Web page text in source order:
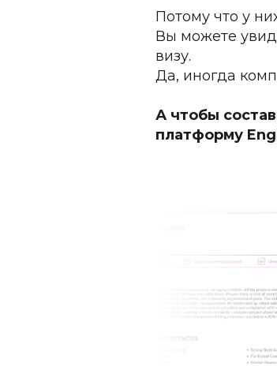
Потому что у
Вы можете
визу.
Да, иногда
А чтобы
платформу